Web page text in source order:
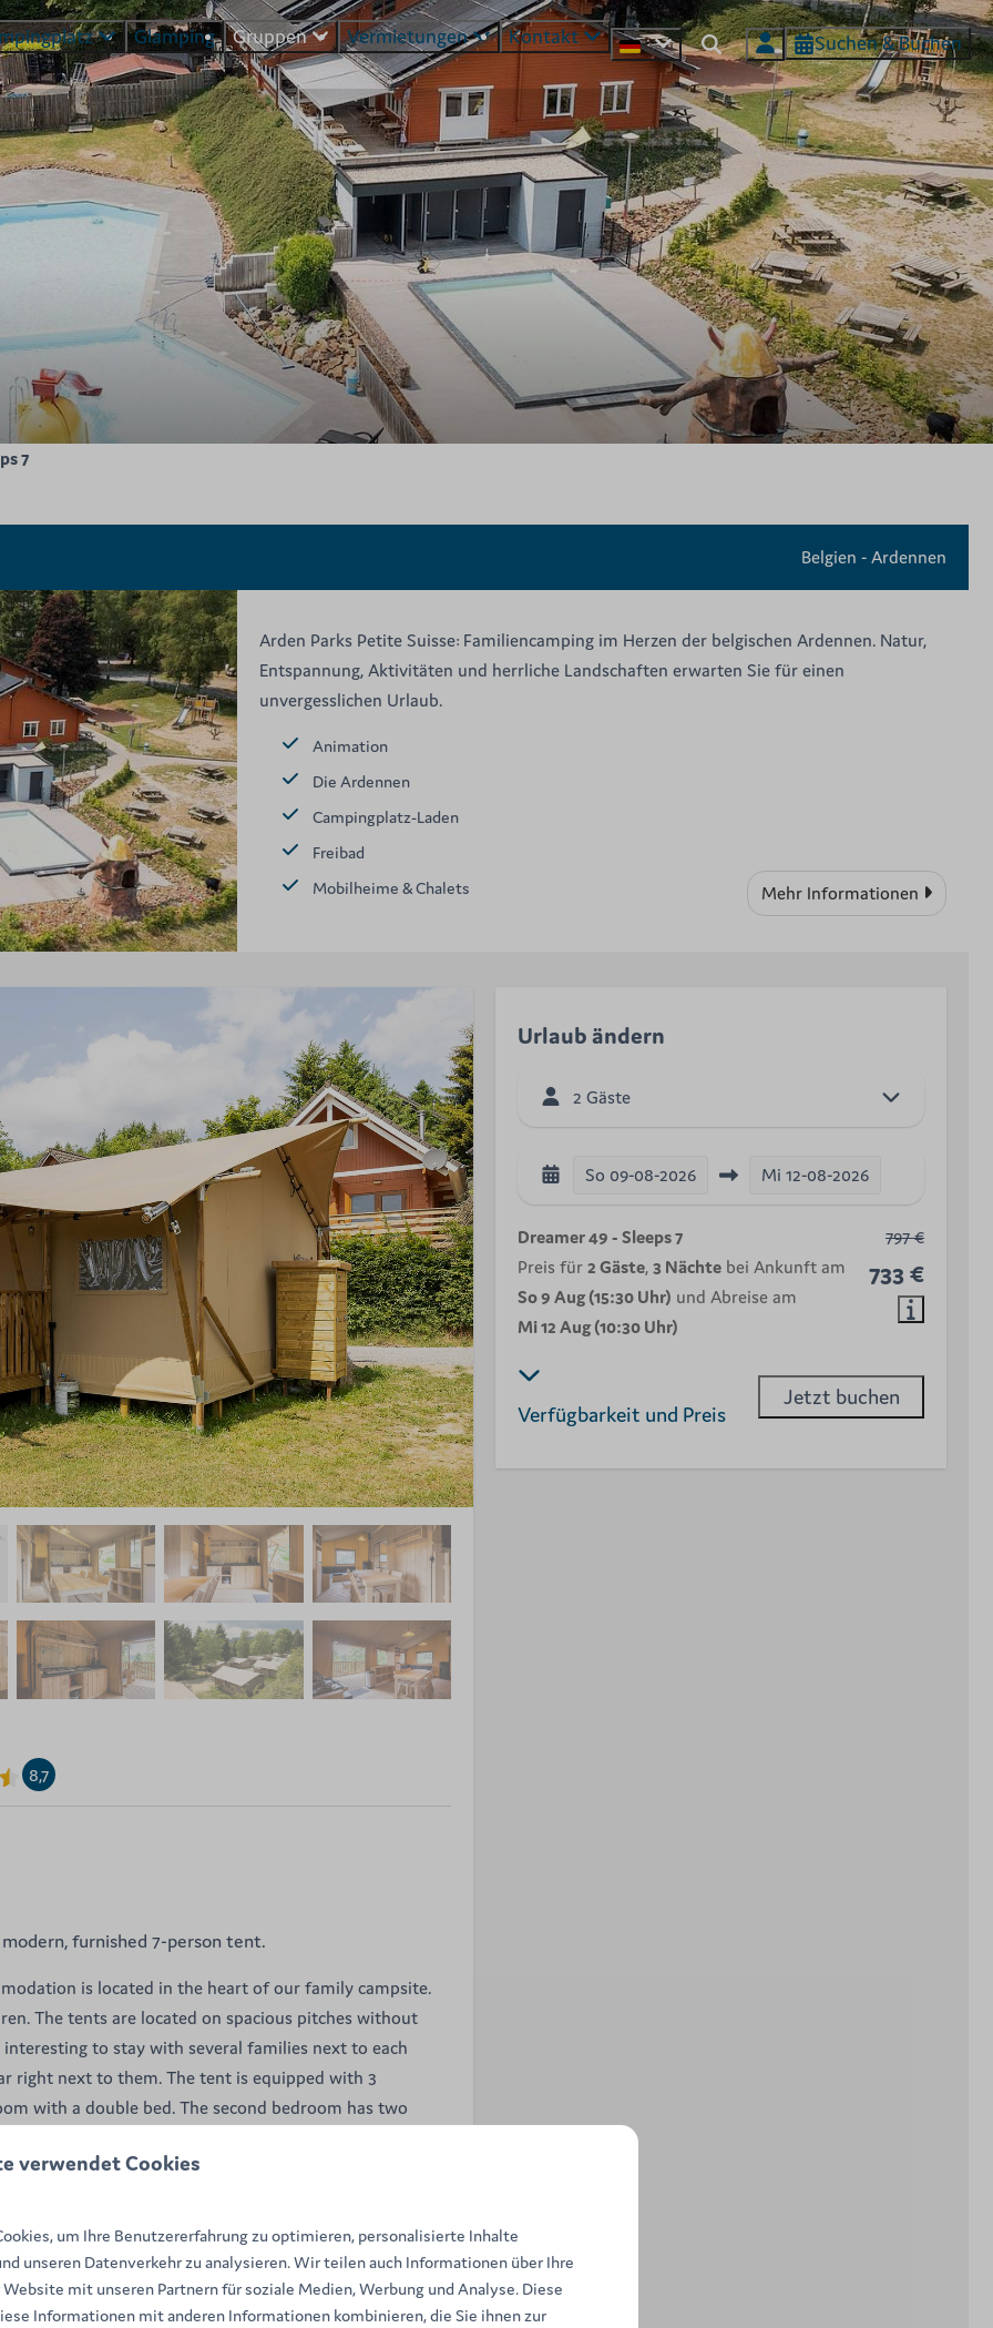
Glamping Gruppen Vermietungen Kontakt Suchen & Buchen
7
Belgien - Ardennen
Arden Parks Petite Suisse: Familiencamping im Herzen der belgischen Ardennen. Natur,
Entspannung, Aktivitäten und herrliche Landschaften erwarten Sie für einen
unvergesslichen Urlaub.
Animation
Die Ardennen
Campingplatz-Laden
Freibad
Mobilheime & Chalets
Mehr Informationen
8,7
furnished 7-person tent.
is located in the heart of our family campsite.
The tents are located on spacious pitches without
to stay with several families next to each
right next to them. The tent is equipped with 3
with a double bed. The second bedroom has two
a child (max 30kg).
is equipped with:
bed
single beds and a bunk bed for a child weighing up to
Urlaub ändern
2 Gäste
So 09-08-2026 Mi 12-08-2026
797 €
733 €
Dreamer 49 - Sleeps 7
Preis für2 Gäste,3 Nächte bei Ankunft am
So 9 Aug (15:30 Uhr) und Abreise am
Mi 12 Aug (10:30 Uhr)
Verfügbarkeit und Preis
Jetzt buchen
verwendet Cookies
um Ihre Benutzererfahrung zu optimieren, personalisierte Inhalte
unseren Datenverkehr zu analysieren. Wir teilen auch Informationen über Ihre
mit unseren Partnern für soziale Medien, Werbung und Analyse. Diese
Informationen mit anderen Informationen kombinieren, die Sie ihnen zur